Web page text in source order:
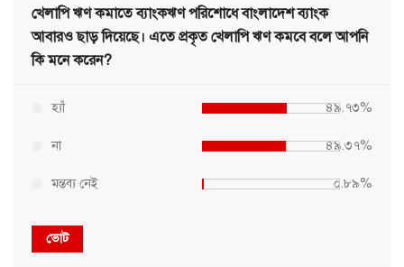
খেলাপি ঋণ কমাতে ব্যাংকঋণ পরিশোধে বাংলাদেশ ব্যাংক
আবারও ছাড় দিয়েছে। এতে প্রকৃত খেলাপি ঋণ কমবে বলে আপনি
কি মনে করেন?
হ্যাঁ ৪৯.৭৩%
না ৪৯.৩৭%
মন্তব্য নেই ০.৮৯%
ভোট